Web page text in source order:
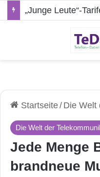
Startseite/ Die Welt
Die Welt der
Jede Menge
brandneue